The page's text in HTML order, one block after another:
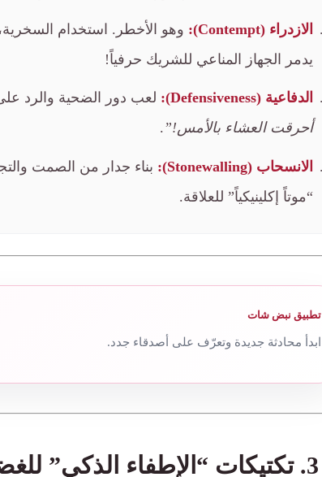
الازدراء (Contempt):
وهو الأخطر. استخدام السخرية،
يدمر الجهاز المناعي للشريك حرفياً!
الدفاعية (Defensiveness): لعب دور الضحية والرد
أحرقت العشاء بالأمس!”.
الانسحاب (Stonewalling):
بناء جدار من الصمت
“موتاً إكلينيكياً” للعلاقة.
تطبيق نبض شات
ابدأ محادثة جديدة وتعرّف على أصدقاء جدد.
3. تكتيكات “الإطفاء الذكي” للغضب 🧯